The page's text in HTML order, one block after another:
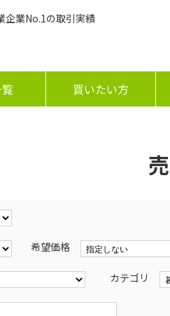
企業No.1の取引実績
買いたい方
希望価格
カテゴリ